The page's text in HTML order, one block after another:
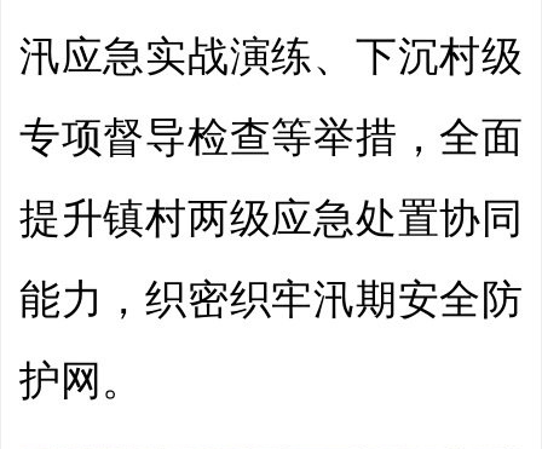
汛应急实战演练、下沉村级
专项督导检查等举措，全面
提升镇村两级应急处置协同
能力，织密织牢汛期安全防
护网。